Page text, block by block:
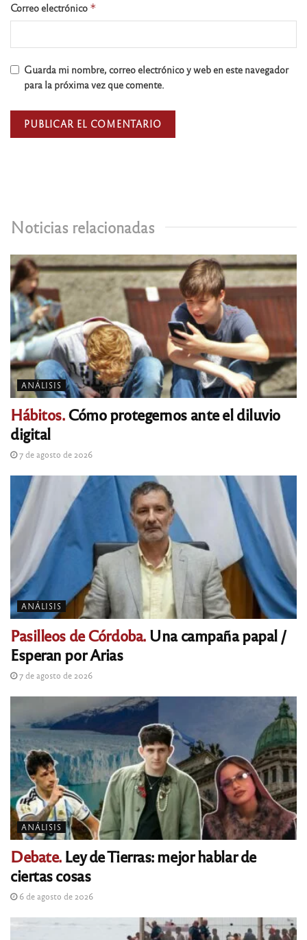
Noticias relacionadas
ANÁLISIS
Hábitos.Cómo protegernos ante el diluvio
digital
7 de agosto de 2026
ANÁLISIS
Pasilleos de Córdoba.Una campaña papal /
Esperan por Arias
7 de agosto de 2026
ANÁLISIS
Debate.Ley de Tierras: mejor hablar de
ciertas cosas
6 de agosto de 2026
Correo electrónico *
Guarda mi nombre, correo electrónico y web en este navegador
para la próxima vez que comente.